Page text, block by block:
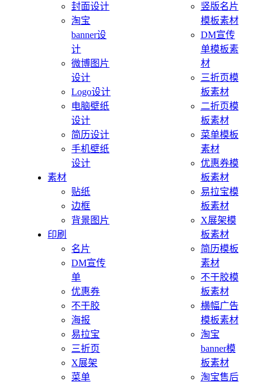
封面设计
淘宝
banner设
计
微博图片
设计
Logo设计
电脑壁纸
设计
简历设计
手机壁纸
设计
素材
贴纸
边框
背景图片
印刷
名片
DM宣传
单
优惠券
不干胶
海报
易拉宝
三折页
X展架
菜单
竖版名片
模板素材
DM宣传
单模板素
材
三折页模
板素材
二折页模
板素材
菜单模板
素材
优惠券模
板素材
易拉宝模
板素材
X展架模
板素材
简历模板
素材
不干胶模
板素材
横幅广告
模板素材
淘宝
banner模
板素材
淘宝售后